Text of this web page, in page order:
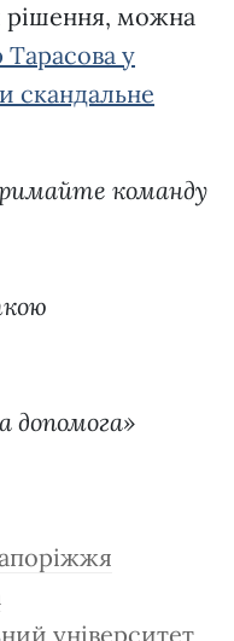
можна
Тарасова у
скандальне
команду
допомога»
університет